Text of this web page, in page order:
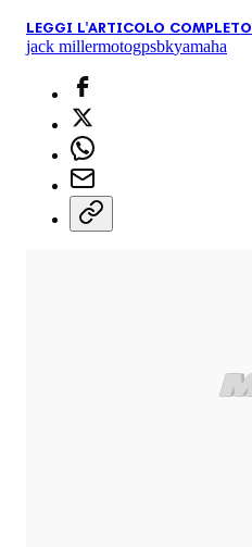
LEGGI L'ARTICOLO COMPLETO
jack millermotogpsbkyamaha